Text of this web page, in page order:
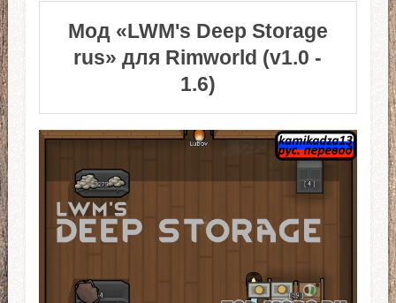
Мод «LWM's Deep Storage
rus» для Rimworld (v1.0 -
1.6)